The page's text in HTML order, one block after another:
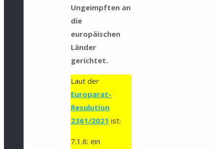
Ungeimpften an
die
europäischen
Länder
gerichtet.
Laut der
Europarat-
Resulution
2361/2021 ist:
7.1.6: ein